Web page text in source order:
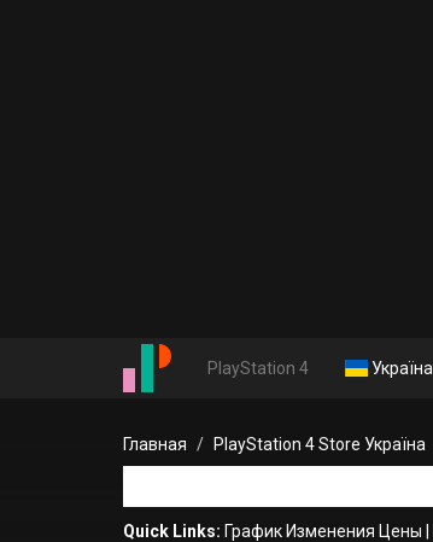
PlayStation 4 Україна
Главная PlayStation 4 Store Україна
Quick Links: График Изменения Цены